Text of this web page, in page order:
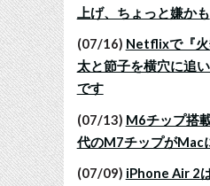
上げ、ちょっと嫌かも
(07/16) Netflixで『火
太と節子を横穴に追
です
(07/13) M6チップ搭
代のM7チップがMac
(07/09) iPhone Air 2